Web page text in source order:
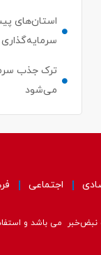
استان‌های
ترک جذب
می‌شود
اجتماعی
می باشد و